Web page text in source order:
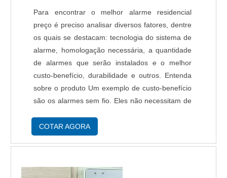
Para encontrar o melhor alarme residencial
preço é preciso analisar diversos fatores, dentre
os quais se destacam: tecnologia do sistema de
alarme, homologação necessária, a quantidade
de alarmes que serão instalados e o melhor
custo-benefício, durabilidade e outros. Entenda
sobre o produto Um exemplo de custo-benefício
são os alarmes sem fio. Eles não necessitam de
instalação, pelo motivo de ...
COTAR AGORA